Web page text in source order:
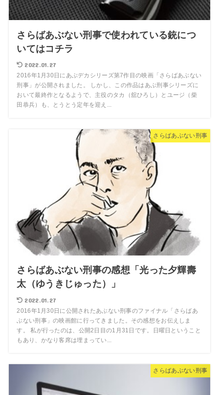
さらばあぶない刑事で使われている銃につ
いてはコチラ
2022.01.27
2016年1月30日にあぶデカシリーズ第7作目の映画「さらばあぶない
刑事」が公開されました。 しかし、この作品はあぶ刑事シリーズに
おいて最終作となるようで、主役のタカ（舘ひろし）とユージ（柴
田恭兵）も、とうとう定年を迎え...
さらばあぶない刑事
さらばあぶない刑事の感想「光った夕輝壽
太（ゆうきじゅった）」
2022.01.27
2016年1月30日に公開されたあぶない刑事のファイナル「さらばあ
ぶない刑事」の映画館に行ってきました。その感想をお伝えしま
す。 私が行ったのは、公開2日目の1月31日です。日曜日ということ
もあり、かなり客席は埋まってい...
さらばあぶない刑事